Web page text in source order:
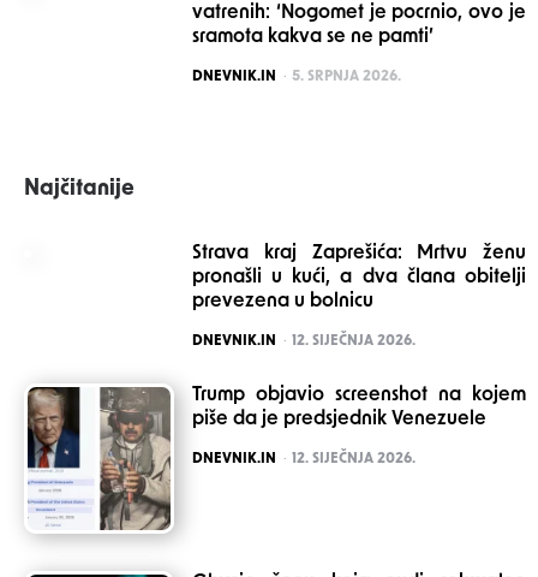
vatrenih: ‘Nogomet je pocrnio, ovo je
sramota kakva se ne pamti’
POSTED
DNEVNIK.IN 5. SRPNJA 2026.
Najčitanije
Strava kraj Zaprešića: Mrtvu ženu
pronašli u kući, a dva člana obitelji
prevezena u bolnicu
POSTED
DNEVNIK.IN 12. SIJEČNJA 2026.
Trump objavio screenshot na kojem
piše da je predsjednik Venezuele
POSTED
DNEVNIK.IN 12. SIJEČNJA 2026.